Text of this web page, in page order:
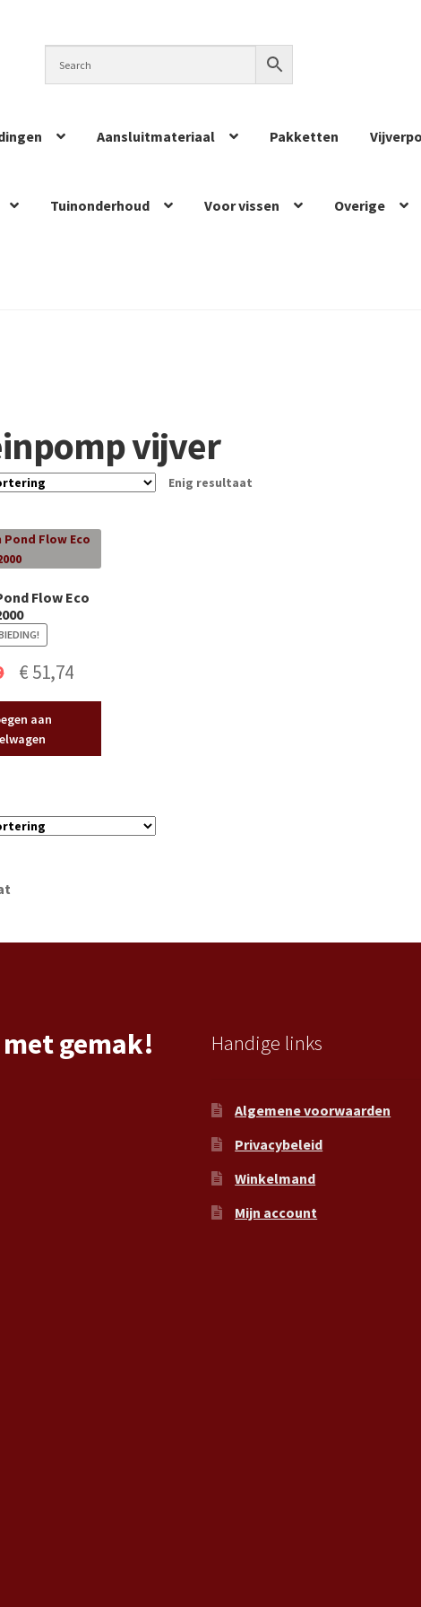
Aansluitmateriaal Pakketten
Tuinonderhoud Voor vissen Overige
vijver
Enig resultaat
Flow Eco
Oorspronkelijke
prijs
was:
€ 57,49.
€ 51,74Huidige
prijs
€ 51,74.
aan
gemak! Handige links
Algemene voorwaarden
Privacybeleid
Winkelmand
Mijn account